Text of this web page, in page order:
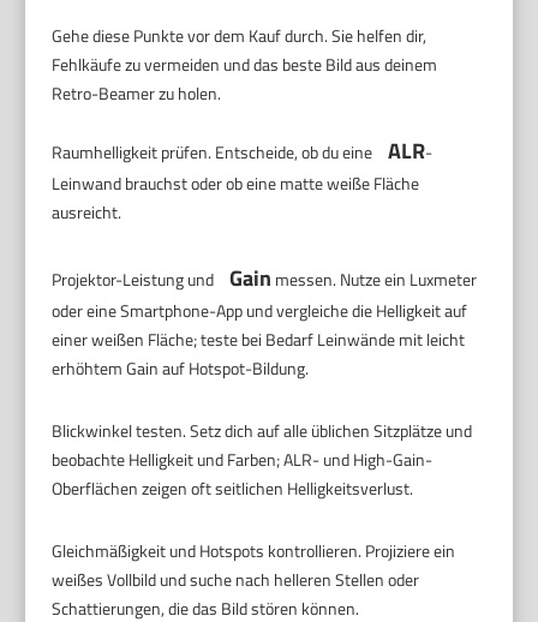
Gehe diese Punkte vor dem Kauf durch. Sie helfen dir,
Fehlkäufe zu vermeiden und das beste Bild aus deinem
Retro-Beamer zu holen.
Raumhelligkeit prüfen. Entscheide, ob du eine ALR-
Leinwand brauchst oder ob eine matte weiße Fläche
ausreicht.
Projektor-Leistung und Gain messen. Nutze ein Luxmeter
oder eine Smartphone-App und vergleiche die Helligkeit auf
einer weißen Fläche; teste bei Bedarf Leinwände mit leicht
erhöhtem Gain auf Hotspot-Bildung.
Blickwinkel testen. Setz dich auf alle üblichen Sitzplätze und
beobachte Helligkeit und Farben; ALR- und High-Gain-
Oberflächen zeigen oft seitlichen Helligkeitsverlust.
Gleichmäßigkeit und Hotspots kontrollieren. Projiziere ein
weißes Vollbild und suche nach helleren Stellen oder
Schattierungen, die das Bild stören können.